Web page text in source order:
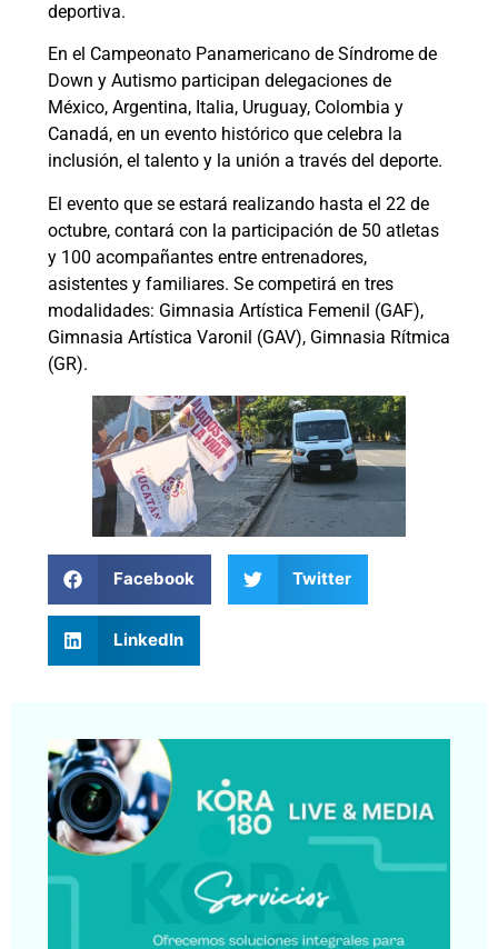
deportiva.
En el Campeonato Panamericano de Síndrome de
Down y Autismo participan delegaciones de
México, Argentina, Italia, Uruguay, Colombia y
Canadá, en un evento histórico que celebra la
inclusión, el talento y la unión a través del deporte.
El evento que se estará realizando hasta el 22 de
octubre, contará con la participación de 50 atletas
y 100 acompañantes entre entrenadores,
asistentes y familiares. Se competirá en tres
modalidades: Gimnasia Artística Femenil (GAF),
Gimnasia Artística Varonil (GAV), Gimnasia Rítmica
(GR).
Facebook Twitter
LinkedIn